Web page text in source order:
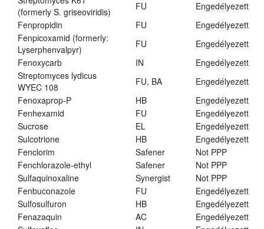
(formerly S. griseoviridis)
FU
Engedélyezett
Fenpropidin
FU
Engedélyezett
Fenpicoxamid (formerly:
Lyserphenvalpyr)
FU
Engedélyezett
Fenoxycarb
IN
Engedélyezett
Streptomyces lydicus
WYEC 108
FU, BA
Engedélyezett
Fenoxaprop-P
HB
Engedélyezett
Fenhexamid
FU
Engedélyezett
Sucrose
EL
Engedélyezett
Sulcotrione
HB
Engedélyezett
Fenclorim
Safener
Not PPP
Fenchlorazole-ethyl
Safener
Not PPP
Sulfaquinoxaline
Synergist
Not PPP
Fenbuconazole
FU
Engedélyezett
Sulfosulfuron
HB
Engedélyezett
Fenazaquin
AC
Engedélyezett